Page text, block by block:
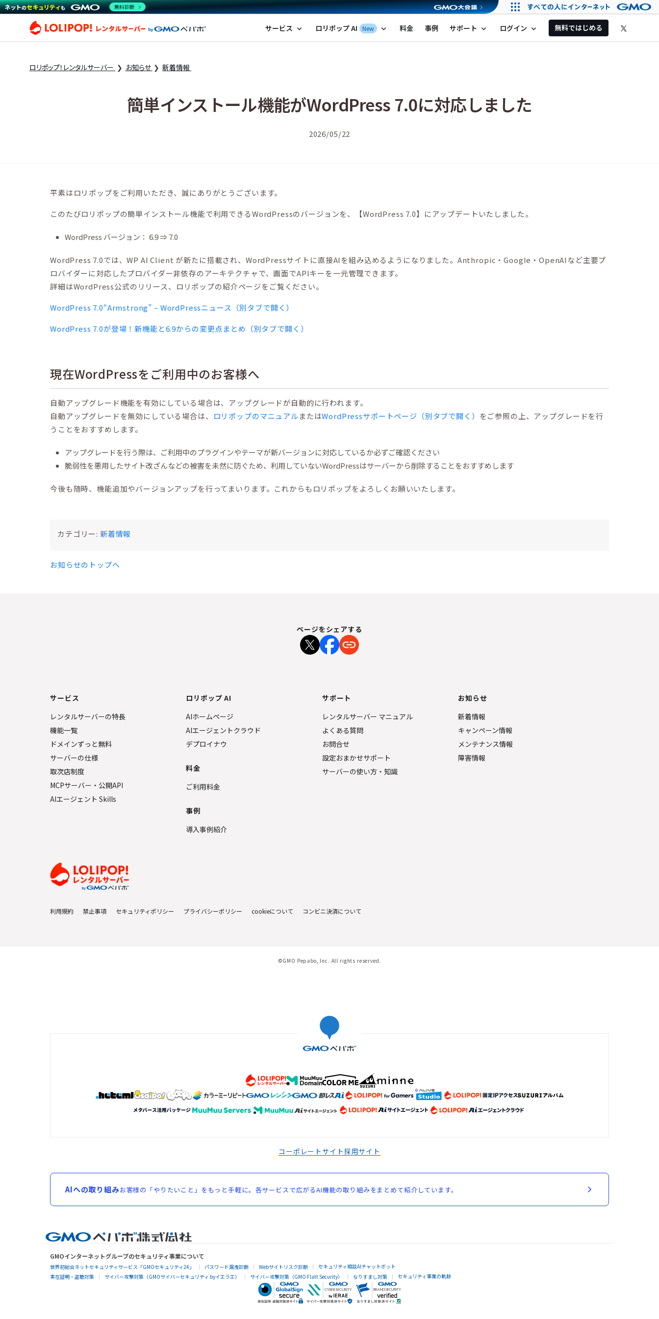
ロリポップ！レンタルサーバー by GMOペパボ
サービス expand_more ロリポップ AI New expand_more 料金 事例 サポート expand_more ログイン expand_more 無料ではじめる
ロリポップ！レンタルサーバー お知らせ 新着情報
簡単インストール機能がWordPress 7.0に対応しました
2026/05/22
平素はロリポップをご利用いただき、誠にありがとうございます。
このたびロリポップの簡単インストール機能で利用できるWordPressのバージョンを、【WordPress 7.0】にアップデートいたしました。
WordPress バージョン： 6.9 ⇒ 7.0
WordPress 7.0では、WP AI Client が新たに搭載され、WordPressサイトに直接AIを組み込めるようになりました。Anthropic・Google・OpenAIなど主要プ
ロバイダーに対応したプロバイダー非依存のアーキテクチャで、画面でAPIキーを一元管理できます。
詳細はWordPress公式のリリース、ロリポップの紹介ページをご覧ください。
WordPress 7.0“Armstrong” – WordPressニュース（別タブで開く）
WordPress 7.0が登場！新機能と6.9からの変更点まとめ（別タブで開く）
現在WordPressをご利用中のお客様へ
自動アップグレード機能を有効にしている場合は、アップグレードが自動的に行われます。
自動アップグレードを無効にしている場合は、
ロリポップのマニュアル またはWordPressサポートページ（別タブで開く） をご参照の上、アップグレードを行
うことをおすすめします。
アップグレードを行う際は、ご利用中のプラグインやテーマが新バージョンに対応しているか必ずご確認ください
脆弱性を悪用したサイト改ざんなどの被害を未然に防ぐため、利用していないWordPressはサーバーから削除することをおすすめします
今後も随時、機能追加やバージョンアップを行ってまいります。これからもロリポップをよろしくお願いいたします。
カテゴリー: 新着情報
お知らせのトップへ
ページをシェアする
サービス
レンタルサーバーの特長
機能一覧
ドメインずっと無料
サーバーの仕様
取次店制度
MCPサーバー・公開API
AIエージェント Skills
ロリポップ AI
AIホームページ
AIエージェントクラウド
デプロイナウ
料金
ご利用料金
事例
導入事例紹介
サポート
レンタルサーバー マニュアル
よくある質問
お問合せ
設定おまかせサポート
サーバーの使い方・知識
お知らせ
新着情報
キャンペーン情報
メンテナンス情報
障害情報
利用規約 禁止事項 セキュリティポリシー プライバシーポリシー cookieについて コンビニ決済について
©GMO Pepabo, Inc. All rights reserved.
コーポレートサイト採用サイト
AIへの取り組みお客様の「やりたいこと」をもっと手軽に。各サービスで広がるAI機能の取り組みをまとめて紹介しています。
GMOインターネットグループのセキュリティ事業について
世界初総合ネットセキュリティサービス「GMOセキュリティ24」 パスワード漏洩診断 Webサイトリスク診断
セキュリティ相談AIチャットボット
実在証明・盗聴対策
サイバー攻撃対策（GMOサイバーセキュリティ byイエラエ） サイバー攻撃対策（GMO Flatt Security） なりすまし対策 セキュリティ事業の軌跡
無料診断